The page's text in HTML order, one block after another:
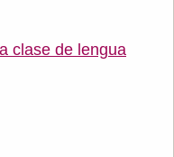
clase de lengua